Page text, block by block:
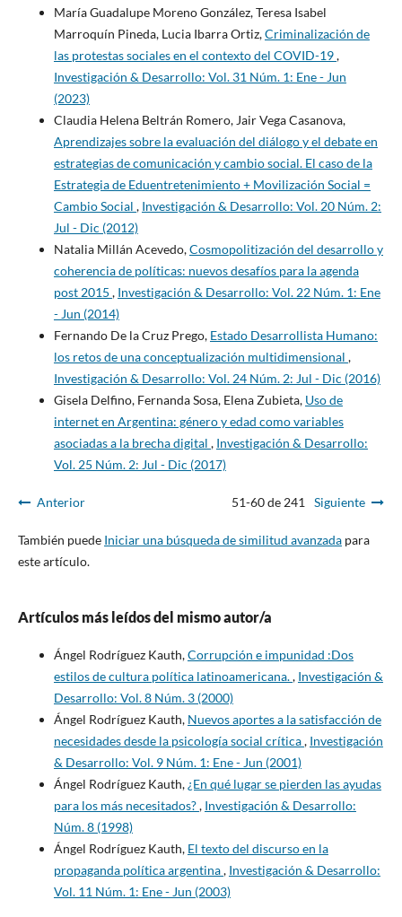
María Guadalupe Moreno González, Teresa Isabel
Marroquín Pineda, Lucia Ibarra Ortiz,Criminalización de
las protestas sociales en el contexto del COVID-19,
Investigación & Desarrollo: Vol. 31 Núm. 1: Ene - Jun
(2023)
Claudia Helena Beltrán Romero, Jair Vega Casanova,
Aprendizajes sobre la evaluación del diálogo y el debate en
estrategias de comunicación y cambio social. El caso de la
Estrategia de Eduentretenimiento + Movilización Social =
Cambio Social , Investigación & Desarrollo: Vol. 20 Núm. 2:
Jul - Dic (2012)
Natalia Millán Acevedo,Cosmopolitización del desarrollo y
coherencia de políticas: nuevos desafíos para la agenda
post 2015 , Investigación & Desarrollo: Vol. 22 Núm. 1: Ene
- Jun (2014)
Fernando De la Cruz Prego, Estado Desarrollista Humano:
los retos de una conceptualización multidimensional ,
Investigación & Desarrollo: Vol. 24 Núm. 2: Jul - Dic (2016)
Gisela Delfino, Fernanda Sosa, Elena Zubieta, Uso de
internet en Argentina: género y edad como variables
asociadas a la brecha digital , Investigación & Desarrollo:
Vol. 25 Núm. 2: Jul - Dic (2017)
Anterior 51-60 de 241 Siguiente
También puede Iniciar una búsqueda de similitud avanzadapara
este artículo.
Artículos más leídos del mismo autor/a
Ángel Rodríguez Kauth,Corrupción e impunidad :Dos
estilos de cultura política latinoamericana., Investigación &
Desarrollo: Vol. 8 Núm. 3 (2000)
Ángel Rodríguez Kauth, Nuevos aportes a la satisfacción de
necesidades desde la psicología social crítica, Investigación
& Desarrollo: Vol. 9 Núm. 1: Ene - Jun (2001)
Ángel Rodríguez Kauth,¿En qué lugar se pierden las ayudas
para los más necesitados?, Investigación & Desarrollo:
Núm. 8 (1998)
Ángel Rodríguez Kauth, El texto del discurso en la
propaganda política argentina, Investigación & Desarrollo:
Vol. 11 Núm. 1: Ene - Jun (2003)